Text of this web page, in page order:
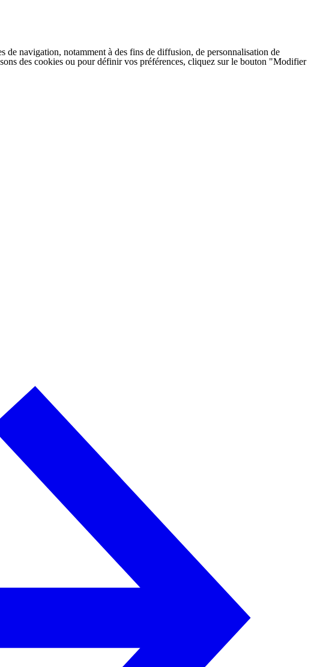
de navigation, notamment à des fins de diffusion, de personnalisation de
des cookies ou pour définir vos préférences, cliquez sur le bouton "Modifier